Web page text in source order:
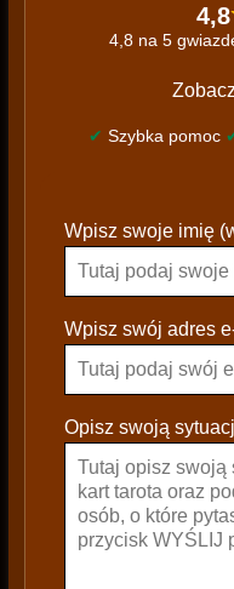
4,8
4,8 na 5
✔ Szybka pomoc
l
a
s
e
a
Wpisz swoje imię
Wpisz swój adres
Opisz swoją